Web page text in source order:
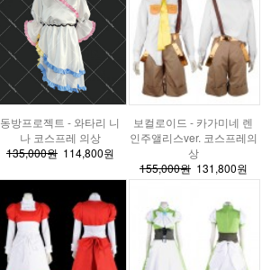
동방프로젝트 - 와타리 니
나 코스프레 의상
135,000원114,800원
보컬로이드 - 카가미네 렌
인주앨리스ver. 코스프레의
상
155,000원131,800원